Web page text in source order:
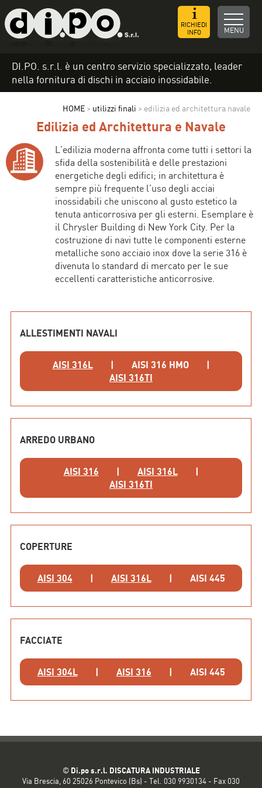
RICHIEDI
INFO
MENU
DI.PO. s.r.l. è un centro servizio specializzato, leader
nella fornitura di dischi in acciaio inossidabile.
HOME > utilizzi finali > edilizia ed architettura navale
Edilizia ed Architettura e Navale
L’edilizia moderna affronta come tutti i settori la
sfida della sostenibilità e delle prestazioni
energetiche degli edifici; in architettura è
sempre più frequente l’uso degli acciai
inossidabili che uniscono al gusto estetico la
tenuta anticorrosiva per gli esterni. Esemplare è
il Chrysler Building di New York City. Per la
costruzione di navi tutte le componenti esterne
metalliche sono acciaio inox dove la serie 316 è
divenuta lo standard di mercato per le sue
eccellenti caratteristiche anticorrosive.
ALLESTIMENTI NAVALI
AISI 316L | AISI 316 HMO
|
AISI 316TI
ARREDO URBANO
AISI 316 | AISI 316L
|
AISI 316TI
COPERTURE
AISI 304 | AISI 316L | AISI 445
FACCIATE
AISI 304L | AISI 316 | AISI 445
© Di.po s.r.l. DISCATURA INDUSTRIALE
Via Brescia, 60 25026 Pontevico (Bs) - Tel. 030 9930134 - Fax 030